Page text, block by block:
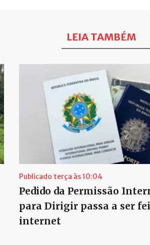
LEIA TAMBÉM
Publicado terça às 10:04
Pedido da Permissão
para Dirigir passa a ser
internet